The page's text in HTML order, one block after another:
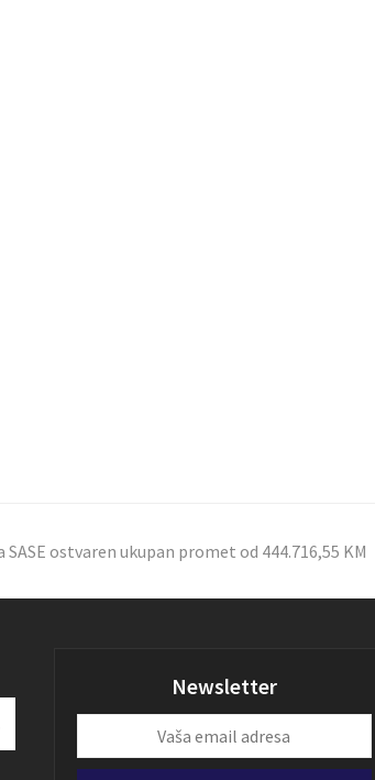
ostvaren ukupan promet od 444.716,55 KM
Newsletter
email